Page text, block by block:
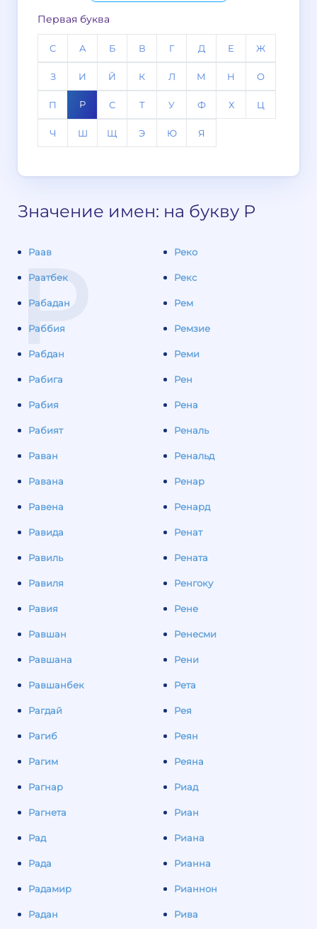
Первая буква
C А Б В Г Д Е Ж
З И Й К Л М Н О
П Р С Т У Ф Х Ц
Ч Ш Щ Э Ю Я
Значение имен: на букву Р
Р
Раав
Раатбек
Рабадан
Раббия
Рабдан
Рабига
Рабия
Рабият
Раван
Равана
Равена
Равида
Равиль
Равиля
Равия
Равшан
Равшана
Равшанбек
Рагдай
Рагиб
Рагим
Рагнар
Рагнета
Рад
Рада
Радамир
Радан
Реко
Рекс
Рем
Ремзие
Реми
Рен
Рена
Реналь
Ренальд
Ренар
Ренард
Ренат
Рената
Ренгоку
Рене
Ренесми
Рени
Рета
Рея
Реян
Реяна
Риад
Риан
Риана
Рианна
Рианнон
Рива